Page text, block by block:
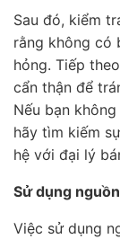
Sau đó, kiểm
rằng không có
hỏng. Tiếp
cẩn thận để
Nếu bạn
hãy tìm kiếm
hệ với đại lý
Sử dụng
Việc sử dụng